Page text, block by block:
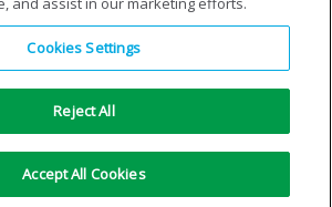
Air Products Inc. Tous droits
légales|Note privée|Avis sur les
Cookies Settings
Reject All
Accept All Cookies